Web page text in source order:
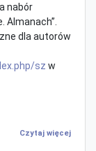
nabór
dla autorów
sz w
Czytaj więcej